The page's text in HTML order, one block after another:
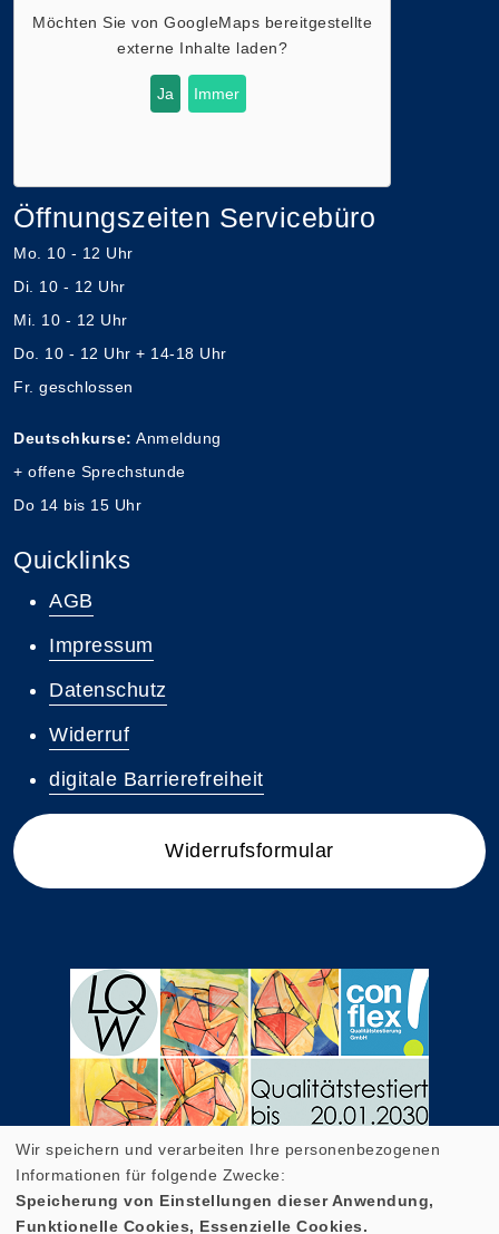
Möchten Sie vonGoogleMaps bereitgestellte
externe Inhalte laden?
Ja Immer
Öffnungszeiten Servicebüro
Mo. 10 - 12 Uhr
Di. 10 - 12 Uhr
Mi. 10 - 12 Uhr
Do. 10 - 12 Uhr + 14-18 Uhr
Fr. geschlossen
Deutschkurse: Anmeldung
+ offene Sprechstunde
Do 14 bis 15 Uhr
Quicklinks
AGB
Impressum
Datenschutz
Widerruf
digitale Barrierefreiheit
Widerrufsformular
Wir speichern und verarbeiten Ihre personenbezogenen
Informationen für folgende Zwecke:
Speicherung von Einstellungen dieser Anwendung,
Funktionelle Cookies, Essenzielle Cookies.